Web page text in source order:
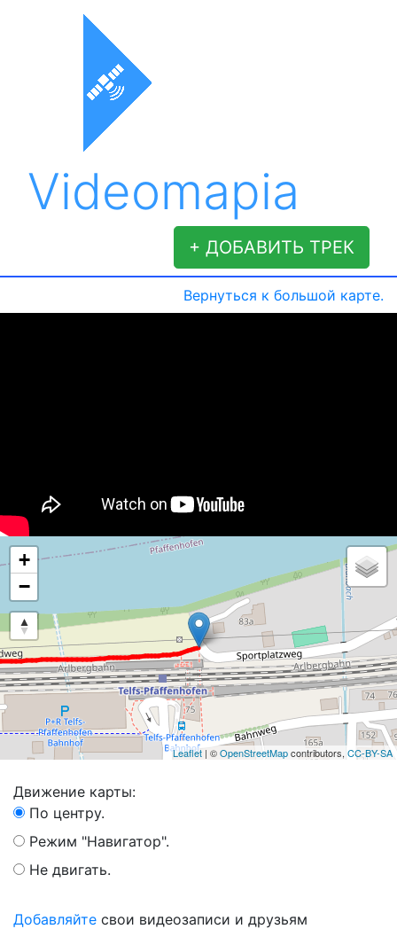
Videomapia
+ ДОБАВИТЬ ТРЕК
Вернуться к большой карте.
+
−
Leaflet | ©OpenStreetMapcontributors, CC-BY-SA
Движение карты:
По центру.
Режим "Навигатор".
Не двигать.
Добавляйте свои видеозаписи и друзьям